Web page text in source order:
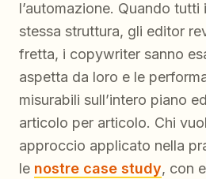
l’automazione. Quando
stessa struttura, gli editor
fretta, i copywriter sanno
aspetta da loro e le
misurabili sull’intero piano
articolo per articolo. Chi
approccio applicato nella
le nostre case study, con